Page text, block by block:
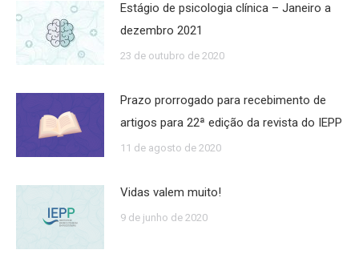
Estágio de psicologia clínica – Janeiro a
dezembro 2021
23 de outubro de 2020
Prazo prorrogado para recebimento de
artigos para 22ª edição da revista do IEPP
11 de agosto de 2020
Vidas valem muito!
9 de junho de 2020